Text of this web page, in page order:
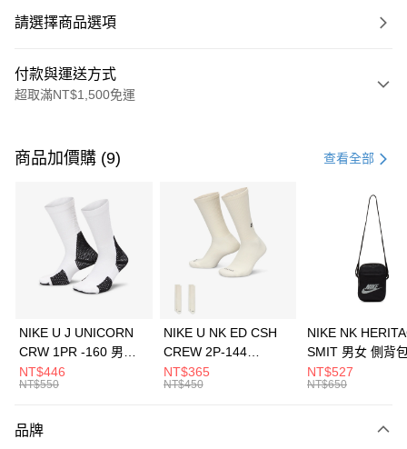
請選擇商品選項
付款與運送方式
超取滿NT$1,500免運
信用卡一次付款
3 期 0 利率 每期 21家銀行
合作金庫商業銀行
第一商業銀行
華南商業銀行
彰化商業銀行
上海商業儲蓄銀行
元大商業銀行
台灣樂天信用卡公司
Apple Pay
全盈+PAY
AFTEE先享後付
【關於「AFTEE先享後付」】
商品加價購 (9) 查看全部
NIKE U J UNICORN
CRW 1PR -160 男女
中統襪 FZ3393100
NT$446
NT$550
NIKE U NK ED CSH
CREW 2P-144
EMBRDY 男女 短統襪
FZ3073133
NT$365
NT$450
NIKE NK
SMIT 男女 側背
BA5871010
NT$527
NT$650
品牌